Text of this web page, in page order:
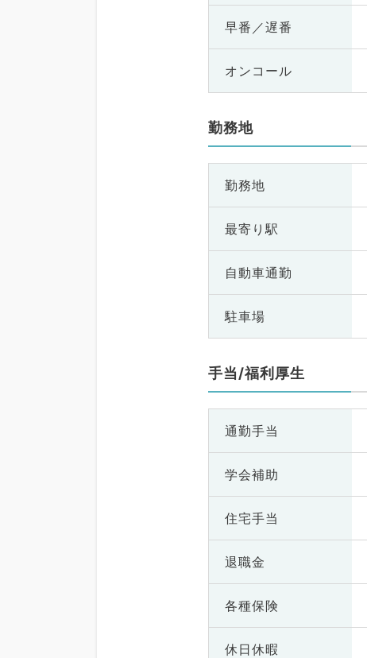
早番／遅番
オンコール
勤務地
勤務地
最寄り駅
自動車通勤
駐車場
手当/福利厚生
通勤手当
学会補助
住宅手当
退職金
各種保険
休日休暇